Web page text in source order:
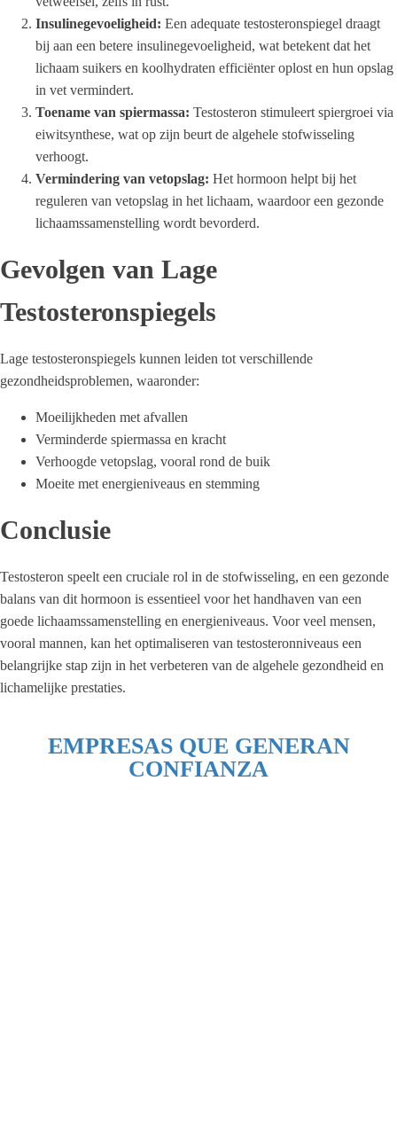
Insulinegevoeligheid: Een adequate testosteronspiegel draagt
bij aan een betere insulinegevoeligheid, wat betekent dat het
lichaam suikers en koolhydraten efficiënter oplost en hun opslag
in vet vermindert.
Toename van spiermassa: Testosteron stimuleert spiergroei via
eiwitsynthese, wat op zijn beurt de algehele stofwisseling
verhoogt.
Vermindering van vetopslag: Het hormoon helpt bij het
reguleren van vetopslag in het lichaam, waardoor een gezonde
lichaamssamenstelling wordt bevorderd.
Gevolgen van Lage
Testosteronspiegels
Lage testosteronspiegels kunnen leiden tot verschillende
gezondheidsproblemen, waaronder:
Moeilijkheden met afvallen
Verminderde spiermassa en kracht
Verhoogde vetopslag, vooral rond de buik
Moeite met energieniveaus en stemming
Conclusie
Testosteron speelt een cruciale rol in de stofwisseling, en een gezonde
balans van dit hormoon is essentieel voor het handhaven van een
goede lichaamssamenstelling en energieniveaus. Voor veel mensen,
vooral mannen, kan het optimaliseren van testosteronniveaus een
belangrijke stap zijn in het verbeteren van de algehele gezondheid en
lichamelijke prestaties.
EMPRESAS QUE GENERAN
CONFIANZA